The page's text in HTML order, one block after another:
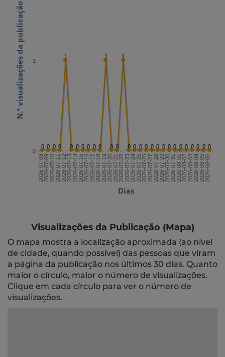
Dias
N.º visualizações da publicação
0 0 0 0
1
0 0 0 0 0 0
1
0 0
1
0 0 0 0 0 0 0 0 0 0 0 0 0 0 0
2026-07-082026-07-092026-07-102026-07-112026-07-122026-07-132026-07-142026-07-152026-07-162026-07-172026-07-182026-07-192026-07-202026-07-212026-07-222026-07-232026-07-242026-07-252026-07-262026-07-272026-07-282026-07-292026-07-302026-07-312026-08-012026-08-022026-08-032026-08-042026-08-052026-08-06
0
1
Visualizações da Publicação (Mapa)
O mapa mostra a localização aproximada (ao nível
de cidade, quando possível) das pessoas que viram
a página da publicação nos últimos 30 dias. Quanto
maior o círculo, maior o número de visualizações.
Clique em cada círculo para ver o número de
visualizações.